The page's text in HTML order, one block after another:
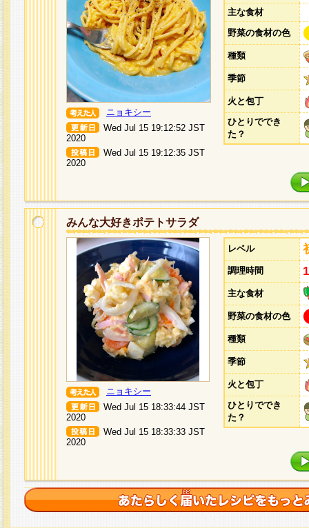
ニョキシー
Wed Jul 15 19:12:52 JST
2020
Wed Jul 15 19:12:35 JST
2020
主な食材
野菜の食材の色
種類
季節
火と包丁
ひとりででき
た？
みんな大好きポテトサラダ
ニョキシー
Wed Jul 15 18:33:44 JST
2020
Wed Jul 15 18:33:33 JST
2020
レベル
調理時間
主な食材
野菜の食材の色
種類
季節
火と包丁
ひとりででき
た？